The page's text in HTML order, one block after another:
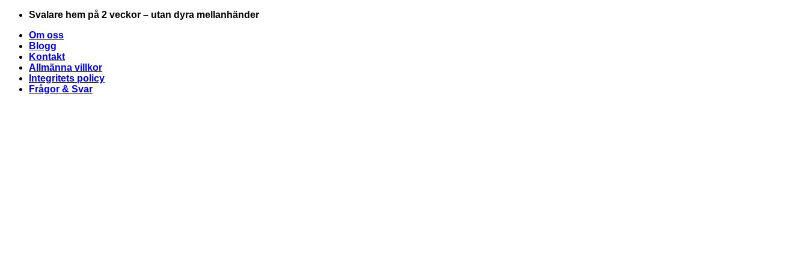
Skip
content
Svalare hem på 2 veckor – utan dyra mellanhänder
Om oss
Blogg
Kontakt
Allmänna villkor
Integritets policy
Frågor & Svar